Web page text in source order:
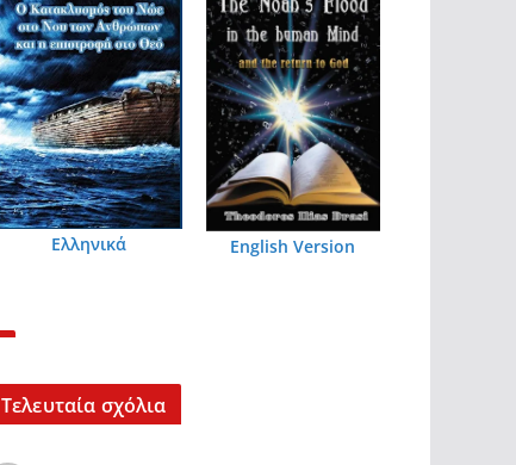
Ελληνικά English Version
Τελευταία σχόλια